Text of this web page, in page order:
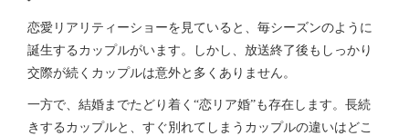
恋愛リアリティーショーを見ていると、毎シーズンのように
誕生するカップルがいます。しかし、放送終了後もしっかり
交際が続くカップルは意外と多くありません。
一方で、結婚までたどり着く“恋リア婚”も存在します。長続
きするカップルと、すぐ別れてしまうカップルの違いはどこ